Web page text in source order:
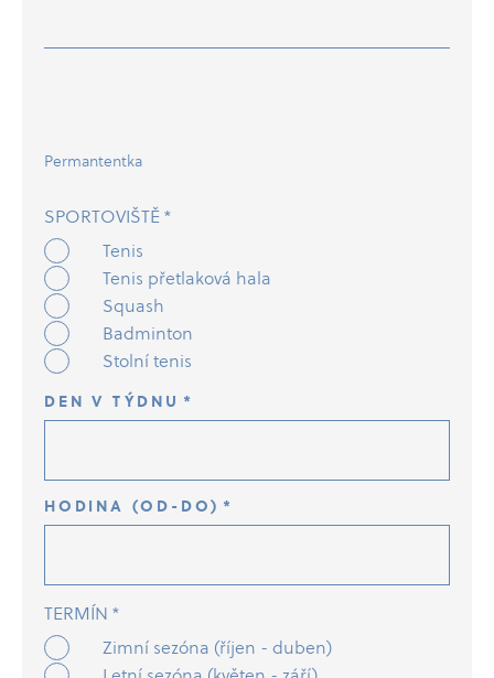
Permantentka
SPORTOVIŠTĚ*
Tenis
Tenis přetlaková hala
Squash
Badminton
Stolní tenis
DEN V TÝDNU *
HODINA (OD-DO) *
TERMÍN *
Zimní sezóna (říjen - duben)